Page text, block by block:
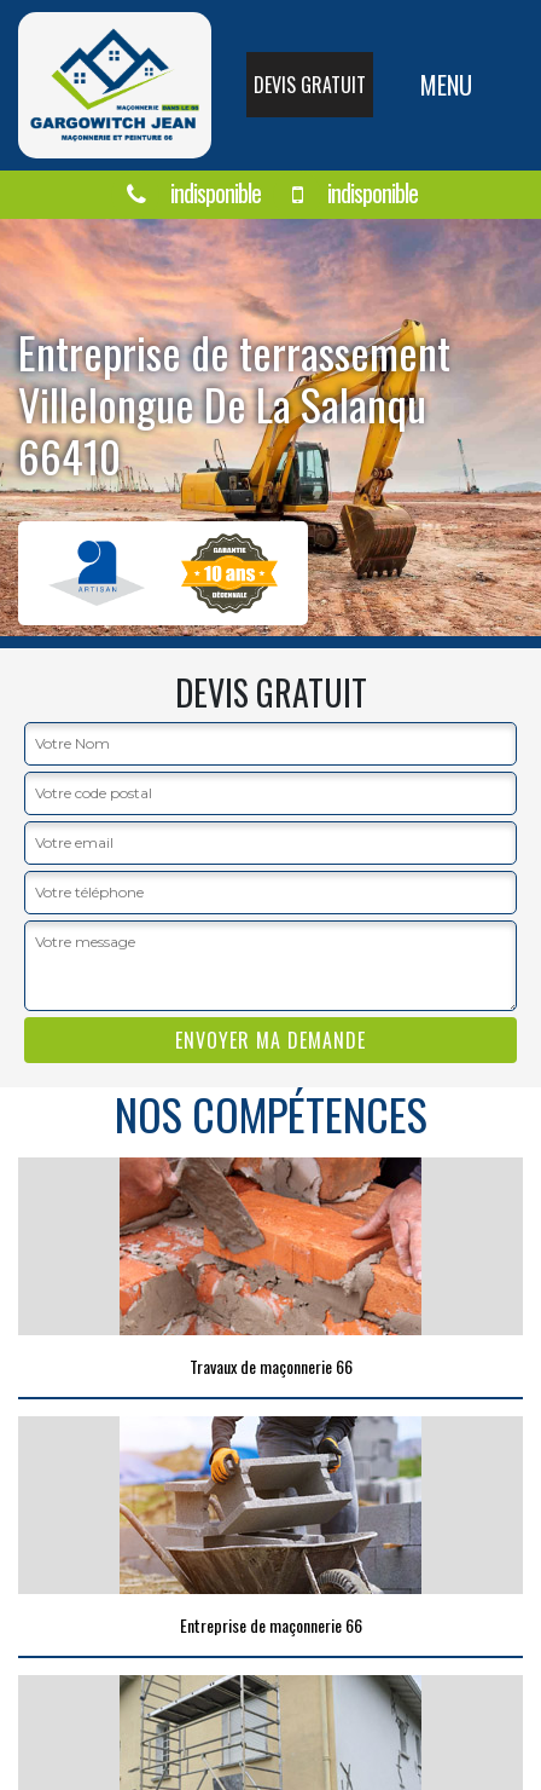
DEVIS GRATUIT MENU
indisponible indisponible
Entreprise de terrassement
Villelongue De La Salanqu
66410
DEVIS GRATUIT
NOS COMPÉTENCES
Travaux de maçonnerie 66
Entreprise de maçonnerie 66